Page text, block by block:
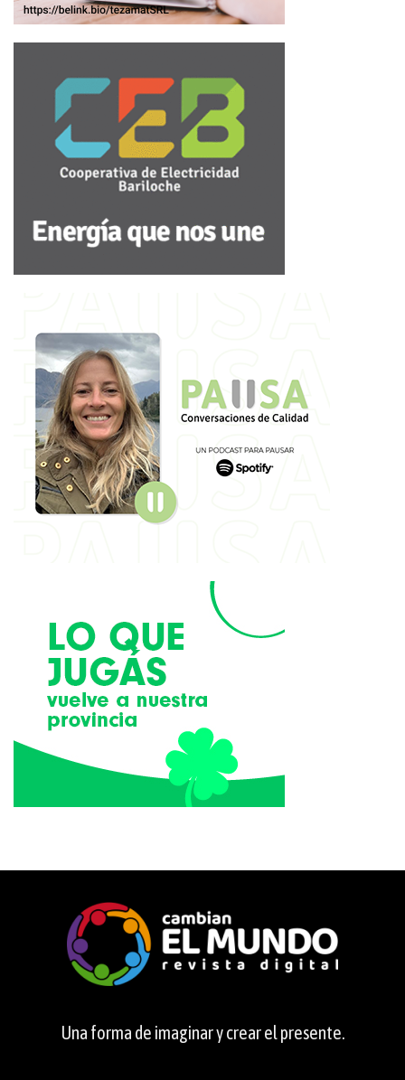
Una forma de imaginar y crear el presente.